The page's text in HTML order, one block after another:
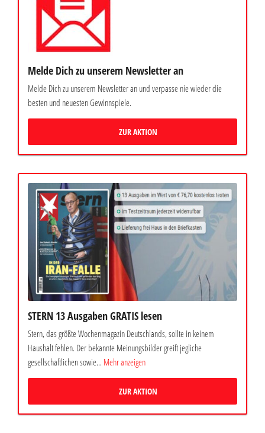
Melde Dich zu unserem Newsletter an
Melde Dich zu unserem Newsletter an und verpasse nie wieder die
besten und neuesten Gewinnspiele.
ZUR AKTION
STERN 13 Ausgaben GRATIS lesen
Stern, das größte Wochenmagazin Deutschlands, sollte in keinem
Haushalt fehlen. Der bekannte Meinungsbilder greift jegliche
gesellschaftlichen sowie... Mehr anzeigen
ZUR AKTION